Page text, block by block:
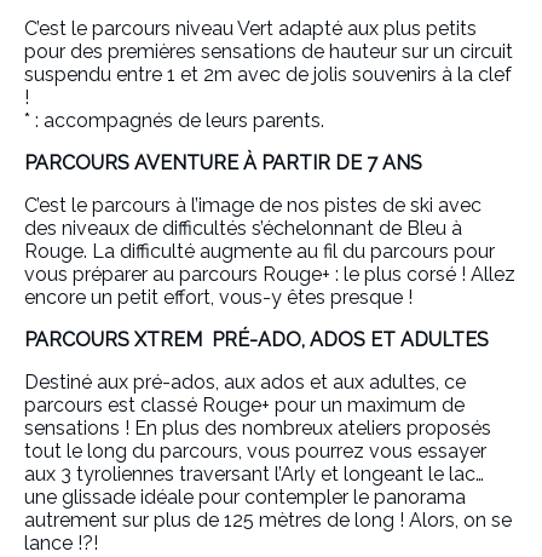
C’est le parcours niveau Vert adapté aux plus petits
pour des premières sensations de hauteur sur un circuit
suspendu entre 1 et 2m avec de jolis souvenirs à la clef
!
* : accompagnés de leurs parents.
PARCOURS AVENTURE À PARTIR DE 7 ANS
C’est le parcours à l’image de nos pistes de ski avec
des niveaux de difficultés s’échelonnant de Bleu à
Rouge. La difficulté augmente au fil du parcours pour
vous préparer au parcours Rouge+ : le plus corsé ! Allez
encore un petit effort, vous-y êtes presque !
PARCOURS XTREM PRÉ-ADO, ADOS ET ADULTES
Destiné aux pré-ados, aux ados et aux adultes, ce
parcours est classé Rouge+ pour un maximum de
sensations ! En plus des nombreux ateliers proposés
tout le long du parcours, vous pourrez vous essayer
aux 3 tyroliennes traversant l’Arly et longeant le lac…
une glissade idéale pour contempler le panorama
autrement sur plus de 125 mètres de long ! Alors, on se
lance !?!